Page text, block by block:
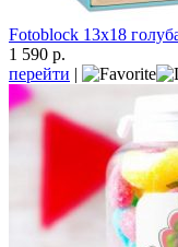
Fotoblock 13х18
1 590 р.
перейти |